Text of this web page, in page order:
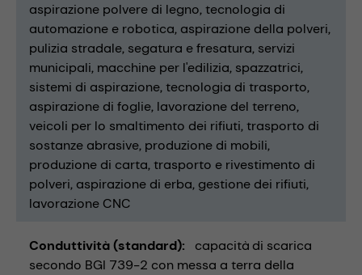
aspirazione polvere di legno tecnologia di
automazione e robotica aspirazione della polveri
pulizia stradale segatura e fresatura servizi
municipali macchine per l'edilizia spazzatrici
sistemi di aspirazione tecnologia di trasporto
aspirazione di foglie lavorazione del terreno
veicoli per lo smaltimento dei rifiuti trasporto di
sostanze abrasive produzione di mobili
produzione di carta trasporto e rivestimento di
polveri aspirazione di erba gestione dei rifiuti
lavorazione CNC
Conduttività (standard)
capacità di scarica
secondo BGI 739-2 con messa a terra della